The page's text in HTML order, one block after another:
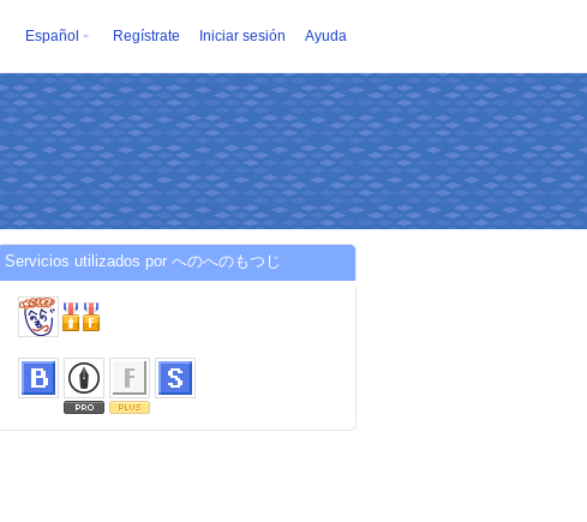
Español Regístrate Iniciar sesión Ayuda
Servicios utilizados por へのへのもつじ